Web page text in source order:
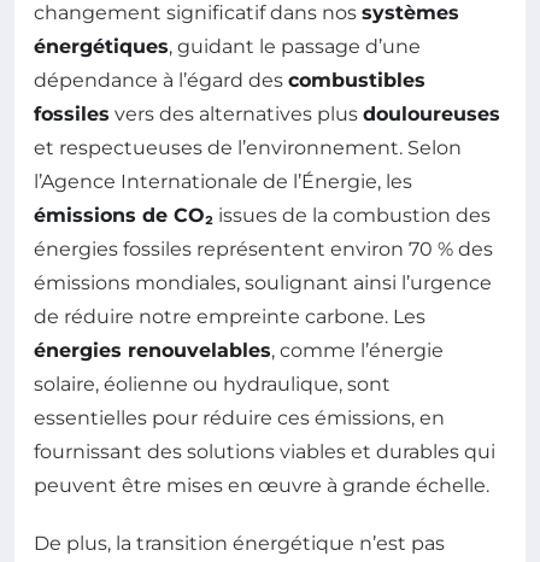
changement significatif dans nos systèmes
énergétiques, guidant le passage d’une
dépendance à l’égard des combustibles
fossiles vers des alternatives plus douloureuses
et respectueuses de l’environnement. Selon
l’Agence Internationale de l’Énergie, les
émissions de CO₂ issues de la combustion des
énergies fossiles représentent environ 70 % des
émissions mondiales, soulignant ainsi l’urgence
de réduire notre empreinte carbone. Les
énergies renouvelables, comme l’énergie
solaire, éolienne ou hydraulique, sont
essentielles pour réduire ces émissions, en
fournissant des solutions viables et durables qui
peuvent être mises en œuvre à grande échelle.
De plus, la transition énergétique n’est pas